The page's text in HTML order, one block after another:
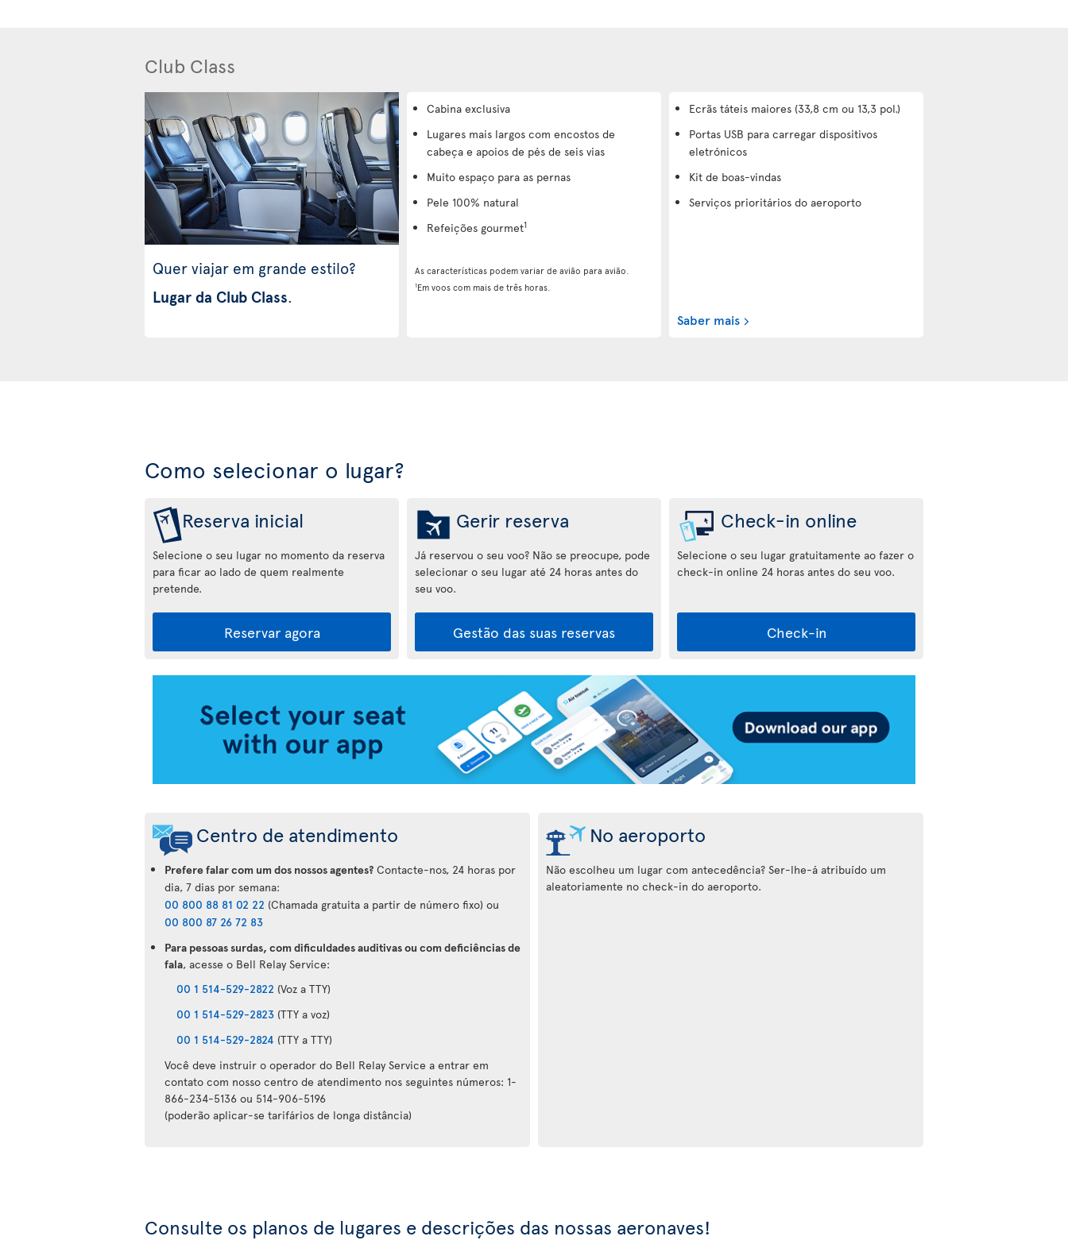
Club Class
Quer viajar em grande estilo?
Lugar da Club Class.
Cabina exclusiva
Lugares mais largos com encostos de
cabeça e apoios de pés de seis vias
Muito espaço para as pernas
Pele 100% natural
Refeições gourmet1
As características podem variar de avião para avião.
1Em voos com mais de três horas.
Ecrãs táteis maiores (33,8 cm ou 13,3 pol.)
Portas USB para carregar dispositivos
eletrónicos
Kit de boas-vindas
Serviços prioritários do aeroporto
Saber mais
Como selecionar o lugar?
Reserva inicial
Selecione o seu lugar no momento da reserva
para ficar ao lado de quem realmente
pretende.
Reservar agora
Gerir reserva
Já reservou o seu voo? Não se preocupe, pode
selecionar o seu lugar até 24 horas antes do
seu voo.
Gestão das suas reservas
Check-in online
Selecione o seu lugar gratuitamente ao fazer o
check-in online 24 horas antes do seu voo.
Check-in
Centro de atendimento
Prefere falar com um dos nossos agentes? Contacte-nos, 24 horas por
dia, 7 dias por semana:
00 800 88 81 02 22 (Chamada gratuita a partir de número fixo) ou
00 800 87 26 72 83
Para pessoas surdas, com dificuldades auditivas ou com deficiências de
fala, acesse o Bell Relay Service:
00 1 514-529-2822 (Voz a TTY)
00 1 514-529-2823 (TTY a voz)
00 1 514-529-2824 (TTY a TTY)
Você deve instruir o operador do Bell Relay Service a entrar em
contato com nosso centro de atendimento nos seguintes números: 1-
866-234-5136 ou 514-906-5196
(poderão aplicar-se tarifários de longa distância)
No aeroporto
Não escolheu um lugar com antecedência? Ser-lhe-á atribuído um
aleatoriamente no check-in do aeroporto.
Consulte os planos de lugares e descrições das nossas aeronaves!